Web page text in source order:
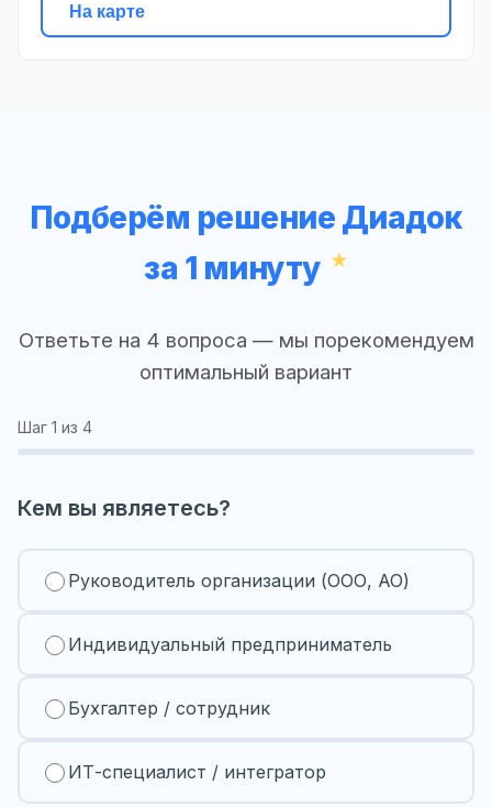
На карте
Подберём решение Диадок
за 1 минуту
Ответьте на 4 вопроса — мы порекомендуем
оптимальный вариант
Шаг 1 из 4
Кем вы являетесь?
Руководитель организации (ООО, АО)
Индивидуальный предприниматель
Бухгалтер / сотрудник
ИТ-специалист / интегратор